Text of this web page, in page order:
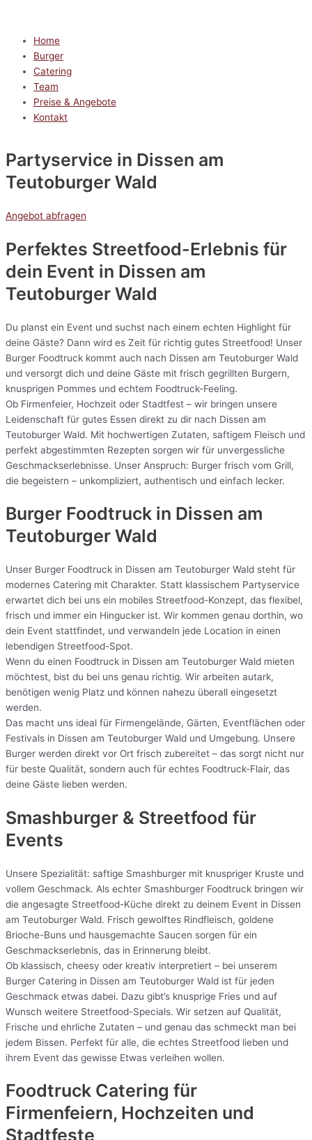
Home
Burger
Catering
Team
Preise & Angebote
Kontakt
Partyservice in Dissen am
Teutoburger Wald
Angebot abfragen
Perfektes Streetfood-Erlebnis für
dein Event in Dissen am
Teutoburger Wald
Du planst ein Event und suchst nach einem echten Highlight für
deine Gäste? Dann wird es Zeit für richtig gutes Streetfood! Unser
Burger Foodtruck kommt auch nach Dissen am Teutoburger Wald
und versorgt dich und deine Gäste mit frisch gegrillten Burgern,
knusprigen Pommes und echtem Foodtruck-Feeling.
Ob Firmenfeier, Hochzeit oder Stadtfest – wir bringen unsere
Leidenschaft für gutes Essen direkt zu dir nach Dissen am
Teutoburger Wald. Mit hochwertigen Zutaten, saftigem Fleisch und
perfekt abgestimmten Rezepten sorgen wir für unvergessliche
Geschmackserlebnisse. Unser Anspruch: Burger frisch vom Grill,
die begeistern – unkompliziert, authentisch und einfach lecker.
Burger Foodtruck in Dissen am
Teutoburger Wald
Unser Burger Foodtruck in Dissen am Teutoburger Wald steht für
modernes Catering mit Charakter. Statt klassischem Partyservice
erwartet dich bei uns ein mobiles Streetfood-Konzept, das flexibel,
frisch und immer ein Hingucker ist. Wir kommen genau dorthin, wo
dein Event stattfindet, und verwandeln jede Location in einen
lebendigen Streetfood-Spot.
Wenn du einen Foodtruck in Dissen am Teutoburger Wald mieten
möchtest, bist du bei uns genau richtig. Wir arbeiten autark,
benötigen wenig Platz und können nahezu überall eingesetzt
werden.
Das macht uns ideal für Firmengelände, Gärten, Eventflächen oder
Festivals in Dissen am Teutoburger Wald und Umgebung. Unsere
Burger werden direkt vor Ort frisch zubereitet – das sorgt nicht nur
für beste Qualität, sondern auch für echtes Foodtruck-Flair, das
deine Gäste lieben werden.
Smashburger & Streetfood für
Events
Unsere Spezialität: saftige Smashburger mit knuspriger Kruste und
vollem Geschmack. Als echter Smashburger Foodtruck bringen wir
die angesagte Streetfood-Küche direkt zu deinem Event in Dissen
am Teutoburger Wald. Frisch gewolftes Rindfleisch, goldene
Brioche-Buns und hausgemachte Saucen sorgen für ein
Geschmackserlebnis, das in Erinnerung bleibt.
Ob klassisch, cheesy oder kreativ interpretiert – bei unserem
Burger Catering in Dissen am Teutoburger Wald ist für jeden
Geschmack etwas dabei. Dazu gibt’s knusprige Fries und auf
Wunsch weitere Streetfood-Specials. Wir setzen auf Qualität,
Frische und ehrliche Zutaten – und genau das schmeckt man bei
jedem Bissen. Perfekt für alle, die echtes Streetfood lieben und
ihrem Event das gewisse Etwas verleihen wollen.
Foodtruck Catering für
Firmenfeiern, Hochzeiten und
Stadtfeste